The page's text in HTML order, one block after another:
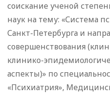
соискание ученой
наук на тему: «Система
Санкт-Петербурга и
совершенствования
клинико-
аспекты)» по
«Психиатрия»,